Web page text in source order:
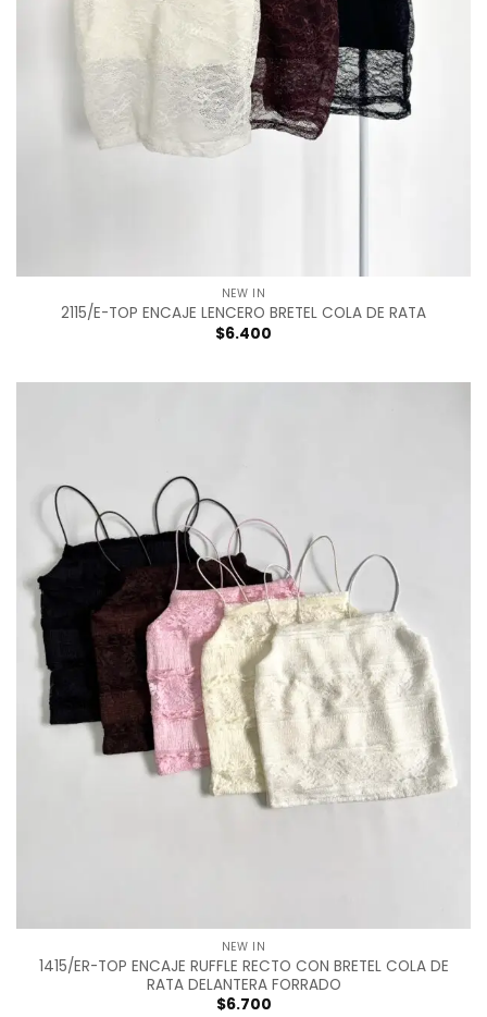
NEW IN
2115/E-TOP ENCAJE LENCERO BRETEL COLA DE RATA
$6.400
NEW IN
1415/ER-TOP ENCAJE RUFFLE RECTO CON BRETEL COLA DE
RATA DELANTERA FORRADO
$6.700